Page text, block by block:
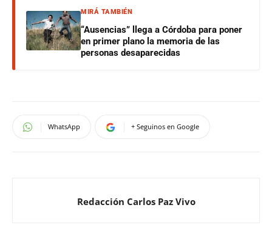
MIRÁ TAMBIÉN
“Ausencias” llega a Córdoba para poner
en primer plano la memoria de las
personas desaparecidas
WhatsApp + Seguinos en Google
Redacción Carlos Paz Vivo